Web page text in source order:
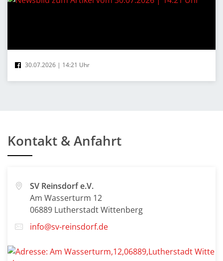
30.07.2026 | 14:21 Uhr
Kontakt & Anfahrt
SV Reinsdorf e.V.
Am Wasserturm 12
06889 Lutherstadt Wittenberg
info@sv-reinsdorf.de